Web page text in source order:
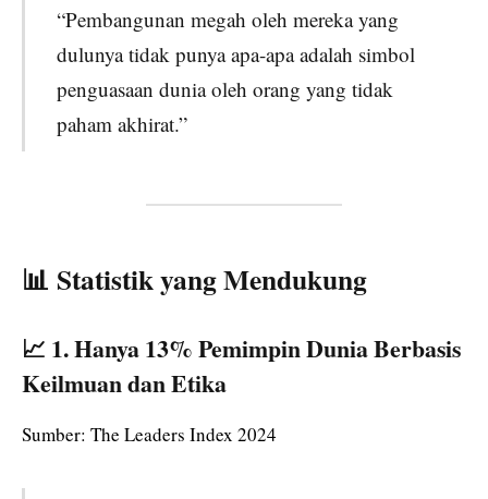
“Pembangunan megah oleh mereka yang
dulunya tidak punya apa-apa adalah simbol
penguasaan dunia oleh orang yang tidak
paham akhirat.”
📊 Statistik yang Mendukung
📈 1.Hanya 13% Pemimpin Dunia Berbasis
Keilmuan dan Etika
Sumber: The Leaders Index 2024